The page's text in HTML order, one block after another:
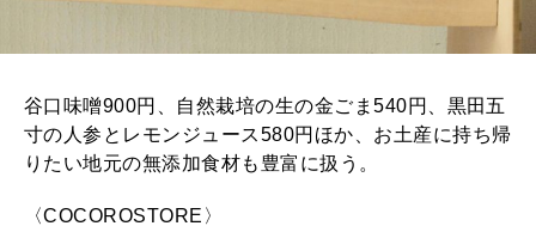
谷口味噌900円、自然栽培の生の金ごま540円、黒田五
寸の人参とレモンジュース580円ほか、お土産に持ち帰
りたい地元の無添加食材も豊富に扱う。
〈COCOROSTORE〉